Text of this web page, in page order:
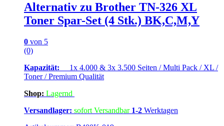
Alternativ zu Brother TN-326 XL
Toner Spar-Set (4 Stk.) BK,C,M,Y
0 von 5
(0)
Kapazität: 1x 4.000 & 3x 3.500 Seiten / Multi Pack / XL /
Toner / Premium Qualität
Shop: Lagernd
Versandlager: sofort Versandbar 1-2 Werktagen